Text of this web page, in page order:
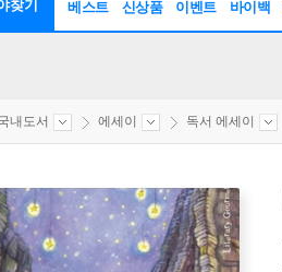
찾기 베스트 신상품 이벤트 바이백
내도서 에세이 독서 에세이